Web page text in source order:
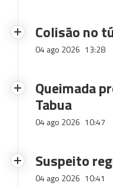
Colisão no
04 ago 2026 13:28
Queimada
Tabua
04 ago 2026 10:47
Suspeito
04 ago 2026 10:41